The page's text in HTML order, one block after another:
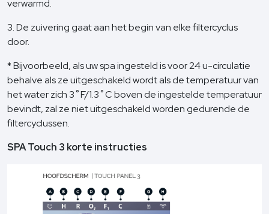
verwarmd.
3. De zuivering gaat aan het begin van elke filtercyclus
door.
* Bijvoorbeeld, als uw spa ingesteld is voor 24 u-circulatie
behalve als ze uitgeschakeld wordt als de temperatuur van
het water zich 3˚F/1.3˚C boven de ingestelde temperatuur
bevindt, zal ze niet uitgeschakeld worden gedurende de
filtercyclussen.
SPA Touch 3 korte instructies